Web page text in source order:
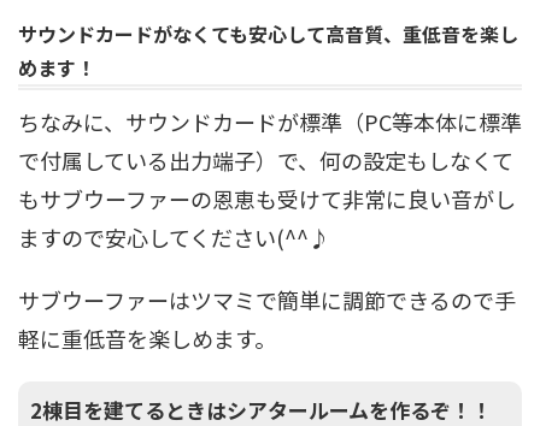
サウンドカードがなくても安心して高音質、重低音を楽し
めます！
ちなみに、サウンドカードが標準（PC等本体に標準
で付属している出力端子）で、何の設定もしなくて
もサブウーファーの恩恵も受けて非常に良い音がし
ますので安心してください(^^♪
サブウーファーはツマミで簡単に調節できるので手
軽に重低音を楽しめます。
2棟目を建てるときはシアタールームを作るぞ！！